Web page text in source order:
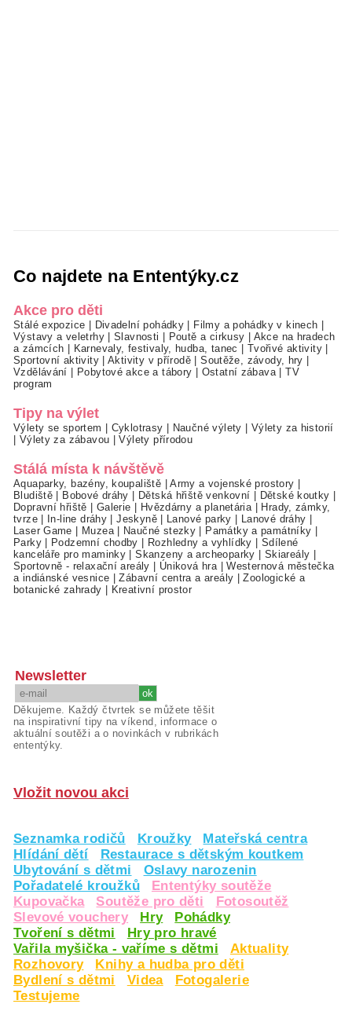
Co najdete na Ententýky.cz
Akce pro děti
Stálé expozice Divadelní pohádky Filmy a pohádky v kinech
Výstavy a veletrhy|Slavnosti Poutě a cirkusy
Akce na hradech
a zámcích
Karnevaly, festivaly, hudba, tanec Tvořivé aktivity
Sportovní aktivity|Aktivity v přírodě |Soutěže, závody, hry
Vzdělávání
Pobytové akce a tábory Ostatní zábava |TV
program
Tipy na výlet
Výlety se sportem Cyklotrasy Naučné výlety
Výlety za historií
Výlety za zábavou |Výlety přírodou
Stálá místa k návštěvě
Aquaparky, bazény, koupaliště |Army a vojenské prostory
Bludiště
Bobové dráhy Dětská hřiště venkovní Dětské koutky
Dopravní hřiště
Galerie Hvězdárny a planetária
Hrady, zámky,
tvrze| In-line dráhy |Jeskyně| Lanové parky Lanové dráhy
Laser Game
Muzea| Naučné stezky Památky a památníky
Parky| Podzemní chodby Rozhledny a vyhlídky
Sdílené
kanceláře pro maminky |Skanzeny a archeoparky Skiareály
Sportovně - relaxační areály
Úniková hra |Westernová městečka
a indiánské vesnice |Zábavní centra a areály |Zoologické a
botanické zahrady
Kreativní prostor
Newsletter
Děkujeme. Každý čtvrtek se můžete těšit
na inspirativní tipy na víkend, informace o
aktuální soutěži a o novinkách v rubrikách
ententýky.
Vložit novou akci
Seznamka rodičů Kroužky
Mateřská centra
Hlídání dětí
Restaurace s dětským koutkem
Ubytování s dětmi
Oslavy narozenin
Pořadatelé kroužků
Ententýky soutěže
Kupovačka
Soutěže pro děti
Fotosoutěž
Slevové vouchery
Hry
Pohádky
Tvoření s dětmi
Hry pro hravé
Vařila myšička - vaříme s dětmi
Aktuality
Rozhovory
Knihy a hudba pro děti
Bydlení s dětmi
Videa
Fotogalerie
Testujeme